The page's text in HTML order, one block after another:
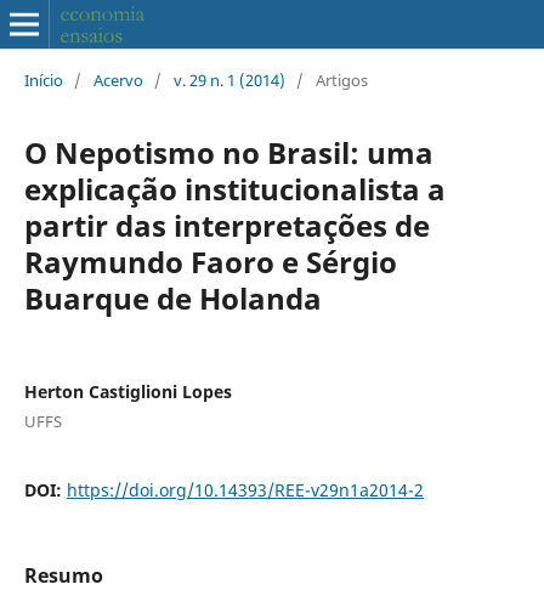
Início / Acervo / v. 29 n. 1 (2014) / Artigos
O Nepotismo no Brasil: uma
explicação institucionalista a
partir das interpretações de
Raymundo Faoro e Sérgio
Buarque de Holanda
Herton Castiglioni Lopes
UFFS
DOI: https://doi.org/10.14393/REE-v29n1a2014-2
Resumo